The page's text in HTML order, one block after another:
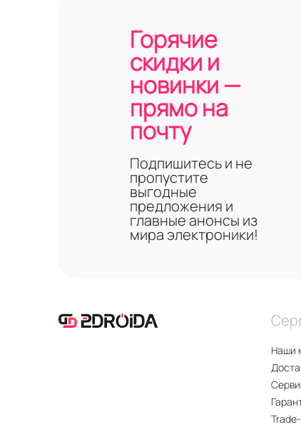
Горячие
скидки и
новинки —
прямо на
почту
Подпишитесь и не
пропустите
выгодные
предложения и
главные анонсы из
мира электроники!
Наши